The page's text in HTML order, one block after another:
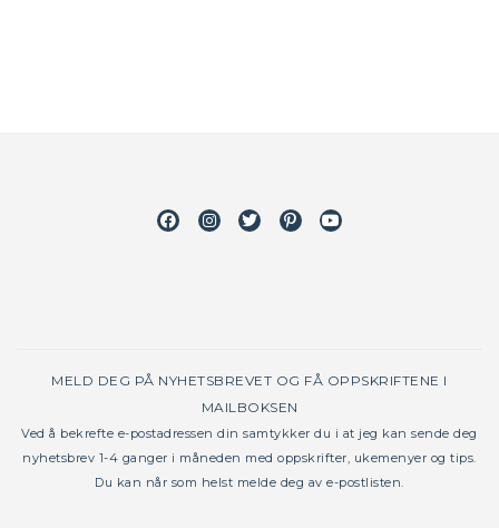
FacebookInstagram
TwitterPinterestYoutube
MELD DEG PÅ NYHETSBREVET OG FÅ OPPSKRIFTENE I
MAILBOKSEN
Ved å bekrefte e-postadressen din samtykker du i at jeg kan sende deg
nyhetsbrev 1-4 ganger i måneden med oppskrifter, ukemenyer og tips.
Du kan når som helst melde deg av e-postlisten.